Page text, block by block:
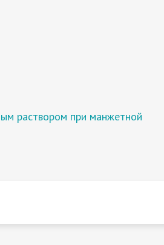
раствором при манжетной